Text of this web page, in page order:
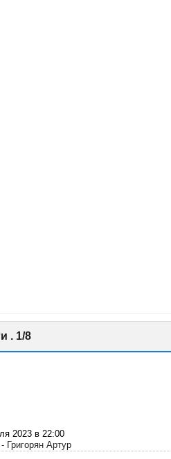
. 1/8
2023 в 22:00
Григорян Артур